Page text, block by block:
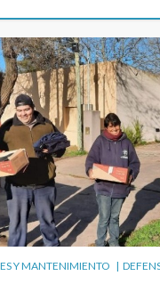
Y MANTENIMIENTO |